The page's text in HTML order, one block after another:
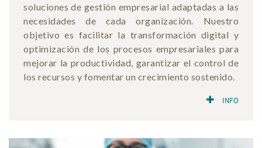
soluciones de gestión empresarial adaptadas a las
necesidades de cada organización. Nuestro
objetivo es facilitar la transformación digital y
optimización de los procesos empresariales para
mejorar la productividad, garantizar el control de
los recursos y fomentar un crecimiento sostenido.
INFO